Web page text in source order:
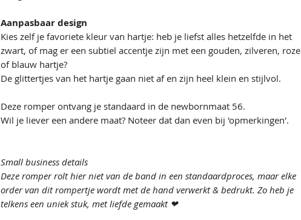
Aanpasbaar design
Kies zelf je favoriete kleur van hartje: heb je liefst alles hetzelfde in het
zwart, of mag er een subtiel accentje zijn met een gouden, zilveren, roze
of blauw hartje?
De glittertjes van het hartje gaan niet af en zijn heel klein en stijlvol.
Deze romper ontvang je standaard in de newbornmaat 56.
Wil je liever een andere maat? Noteer dat dan even bij 'opmerkingen'.
Small business details
Deze romper rolt hier niet van de band in een standaardproces, maar elke
order van dit rompertje wordt met de hand verwerkt & bedrukt. Zo heb je
telkens een uniek stuk, met liefde gemaakt ❤︎